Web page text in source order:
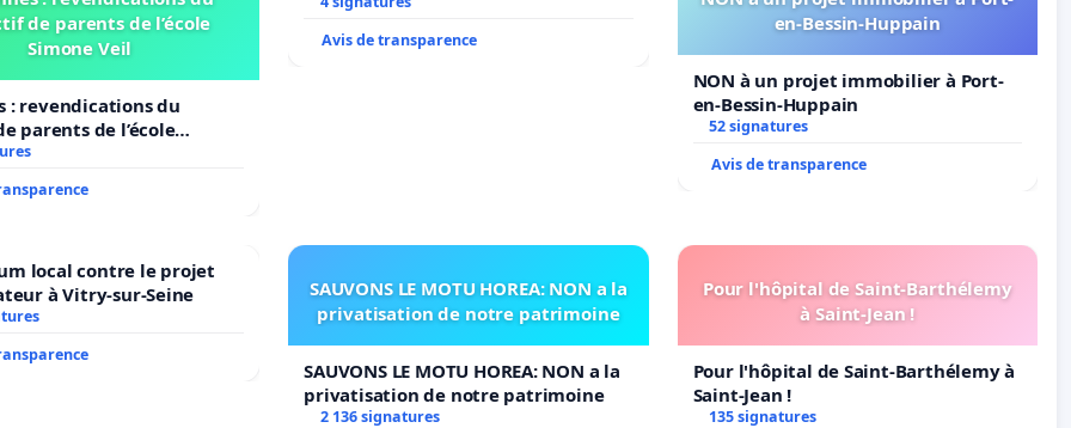
de parents de l’école
Simone Veil
: revendications du
parents de l’école
Avis de transparence
en-Bessin-Huppain
NON à un projet immobilier à Port-
en-Bessin-Huppain
52 signatures
Avis de transparence
local contre le projet
à Vitry-sur-Seine
SAUVONS LE MOTU HOREA: NON a la
privatisation de notre patrimoine
SAUVONS LE MOTU HOREA: NON a la
privatisation de notre patrimoine
2 136 signatures
Pour l'hôpital de Saint-Barthélemy
à Saint-Jean !
Pour l'hôpital de Saint-Barthélemy à
Saint-Jean !
135 signatures